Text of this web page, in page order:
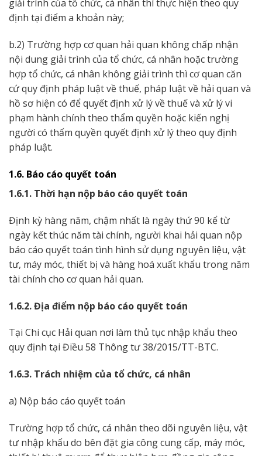
giải trình của tổ chức, cá nhân thì thực hiện theo quy
định tại điểm a khoản này;
b.2) Trường hợp cơ quan hải quan không chấp nhận
nội dung giải trình của tổ chức, cá nhân hoặc trường
hợp tổ chức, cá nhân không giải trình thì cơ quan căn
cứ quy định pháp luật về thuế, pháp luật về hải quan và
hồ sơ hiện có để quyết định xử lý về thuế và xử lý vi
phạm hành chính theo thẩm quyền hoặc kiến nghị
người có thẩm quyền quyết định xử lý theo quy định
pháp luật.
1.6. Báo cáo quyết toán
1.6.1. Thời hạn nộp báo cáo quyết toán
Định kỳ hàng năm, chậm nhất là ngày thứ 90 kể từ
ngày kết thúc năm tài chính, người khai hải quan nộp
báo cáo quyết toán tình hình sử dụng nguyên liệu, vật
tư, máy móc, thiết bị và hàng hoá xuất khẩu trong năm
tài chính cho cơ quan hải quan.
1.6.2. Địa điểm nộp báo cáo quyết toán
Tại Chi cục Hải quan nơi làm thủ tục nhập khẩu theo
quy định tại Điều 58 Thông tư 38/2015/TT-BTC.
1.6.3. Trách nhiệm của tổ chức, cá nhân
a) Nộp báo cáo quyết toán
Trường hợp tổ chức, cá nhân theo dõi nguyên liệu, vật
tư nhập khẩu do bên đặt gia công cung cấp, máy móc,